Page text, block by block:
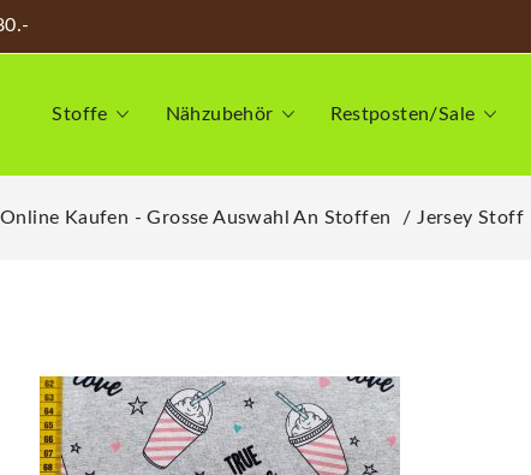
Stoffe Nähzubehör Restposten/Sale
Kaufen - Grosse Auswahl An Stoffen Jersey Stoff